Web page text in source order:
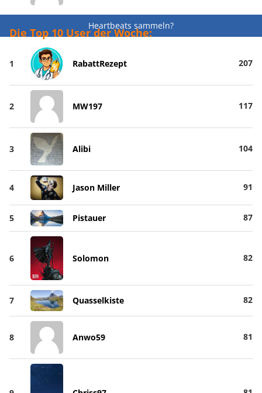
Heartbeats sammeln?
Die Top 10 User der Woche:
1 RabattRezept 207
2 MW197 117
3 Alibi 104
4 Jason Miller 91
5 Pistauer 87
6 Solomon 82
7 Quasselkiste 82
8 Anwo59 81